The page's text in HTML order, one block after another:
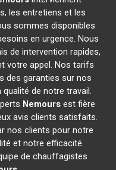
les entretiens et les
sommes disponibles
en urgence. Nous
de intervention rapides,
votre appel. Nos tarifs
garanties sur nos
de notre travail.
Nemours est fière
avis clients satisfaits.
nos clients pour notre
et notre efficacité.
de chauffagistes